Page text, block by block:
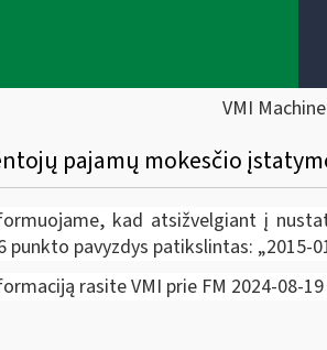
VMI
pajamų mokesčio
kad atsižvelgiant į
punkto pavyzdys patikslintas: „2015-
rasite VMI prie FM 2024-08-